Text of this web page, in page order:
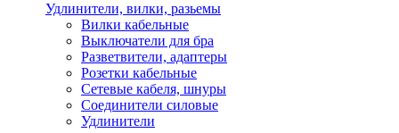
Удлинители, вилки, разьемы
Вилки кабельные
Выключатели для бра
Разветвители, адаптеры
Розетки кабельные
Сетевые кабеля, шнуры
Соединители силовые
Удлинители